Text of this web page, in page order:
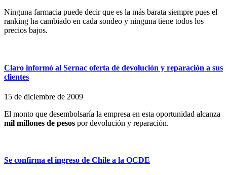
Ninguna farmacia puede decir que es la más barata siempre pues el
ranking ha cambiado en cada sondeo y ninguna tiene todos los
precios bajos.
Claro informó al Sernac oferta de devolución y reparación a sus
clientes
15 de diciembre de 2009
El monto que desembolsaría la empresa en esta oportunidad alcanza
mil millones de pesos por devolución y reparación.
Se confirma el ingreso de Chile a la OCDE